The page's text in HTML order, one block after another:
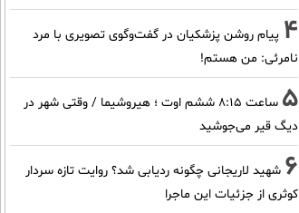
4 پیام روشن پزشکیان در گفت‌و‌گوی تصویری با مرد
نامرئی: من هستم!
5
ساعت ۸:۱۵ ششم اوت ؛ هیروشیما / وقتی شهر در
دیگ قیر می‌جوشید
6 شهید لاریجانی چگونه ردیابی شد؟ روایت تازه سردار
کوثری از جزئیات این ماجرا